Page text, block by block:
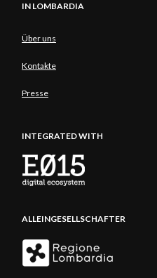
IN LOMBARDIA
Über uns
Kontakte
Presse
INTEGRATED WITH
ALLEINGESELLSCHAFTER